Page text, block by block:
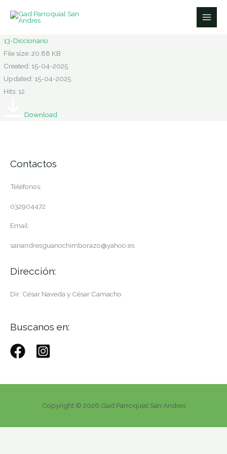
13-Diccionario
File size: 20.88 KB
Created: 15-04-2025
Updated: 15-04-2025
Hits: 12
Download
Contactos
Teléfonos:
032904472
Email:
sanandresguanochimborazo@yahoo.es
Dirección:
Dir: César Naveda y César Camacho
Buscanos en:
Copyright © 2026 Gad Parroquial San Andres